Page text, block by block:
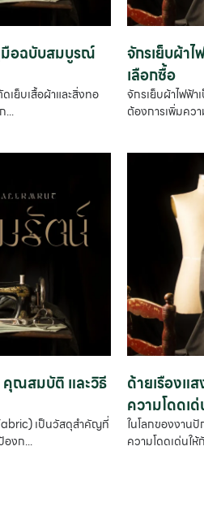
มือฉบับสมบูรณ์
ย็บเสื้อผ้าและสิ่งทอ
...
จักรเย็บผ้า
เลือกซื้อ
จักรเย็บผ้าไฟฟ้
ต้องการเพิ่มคว
คุณสมบัติ และวิธี
เป็นวัสดุสำคัญที่
องก...
ด้ายเรืองแ
ความโดดเ
ในโลกของงาน
ความโดดเด่นให้